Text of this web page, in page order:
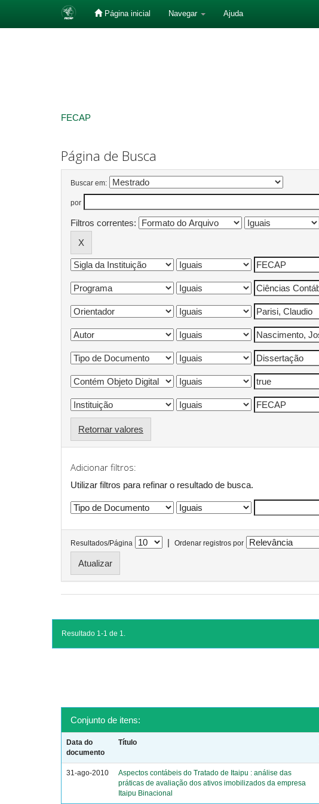
Página inicial Navegar Ajuda
FECAP
Página de Busca
Buscar em:
por
Filtros correntes:
Retornar valores
Adicionar filtros:
Utilizar filtros para refinar o resultado de busca.
Resultados/Página | Ordenar registros por
Resultado 1-1 de 1.
Conjunto de itens:
Data do
documento
Título
31-ago-2010
Aspectos contábeis do Tratado de Itaipu : análise das
práticas de avaliação dos ativos imobilizados da empresa
Itaipu Binacional